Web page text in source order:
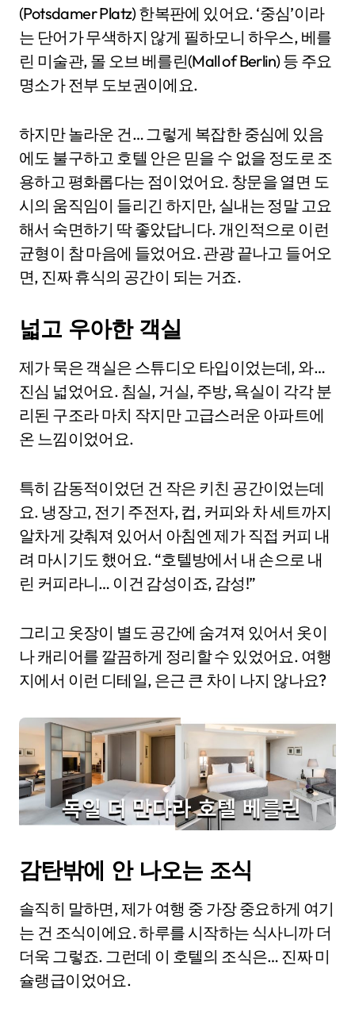
(Potsdamer Platz) 한복판에 있어요. ‘중심’이라
는 단어가 무색하지 않게 필하모니 하우스, 베를
린 미술관, 몰 오브 베를린(Mall of Berlin) 등 주요
명소가 전부 도보권이에요.
하지만 놀라운 건… 그렇게 복잡한 중심에 있음
에도 불구하고 호텔 안은 믿을 수 없을 정도로 조
용하고 평화롭다는 점이었어요. 창문을 열면 도
시의 움직임이 들리긴 하지만, 실내는 정말 고요
해서 숙면하기 딱 좋았답니다. 개인적으로 이런
균형이 참 마음에 들었어요. 관광 끝나고 들어오
면, 진짜 휴식의 공간이 되는 거죠.
넓고 우아한 객실
제가 묵은 객실은 스튜디오 타입이었는데, 와…
진심 넓었어요. 침실, 거실, 주방, 욕실이 각각 분
리된 구조라 마치 작지만 고급스러운 아파트에
온 느낌이었어요.
특히 감동적이었던 건 작은 키친 공간이었는데
요. 냉장고, 전기 주전자, 컵, 커피와 차 세트까지
알차게 갖춰져 있어서 아침엔 제가 직접 커피 내
려 마시기도 했어요. “호텔방에서 내 손으로 내
린 커피라니… 이건 감성이죠, 감성!”
그리고 옷장이 별도 공간에 숨겨져 있어서 옷이
나 캐리어를 깔끔하게 정리할 수 있었어요. 여행
지에서 이런 디테일, 은근 큰 차이 나지 않나요?
감탄밖에 안 나오는 조식
솔직히 말하면, 제가 여행 중 가장 중요하게 여기
는 건 조식이에요. 하루를 시작하는 식사니까 더
더욱 그렇죠. 그런데 이 호텔의 조식은… 진짜 미
슐랭급이었어요.